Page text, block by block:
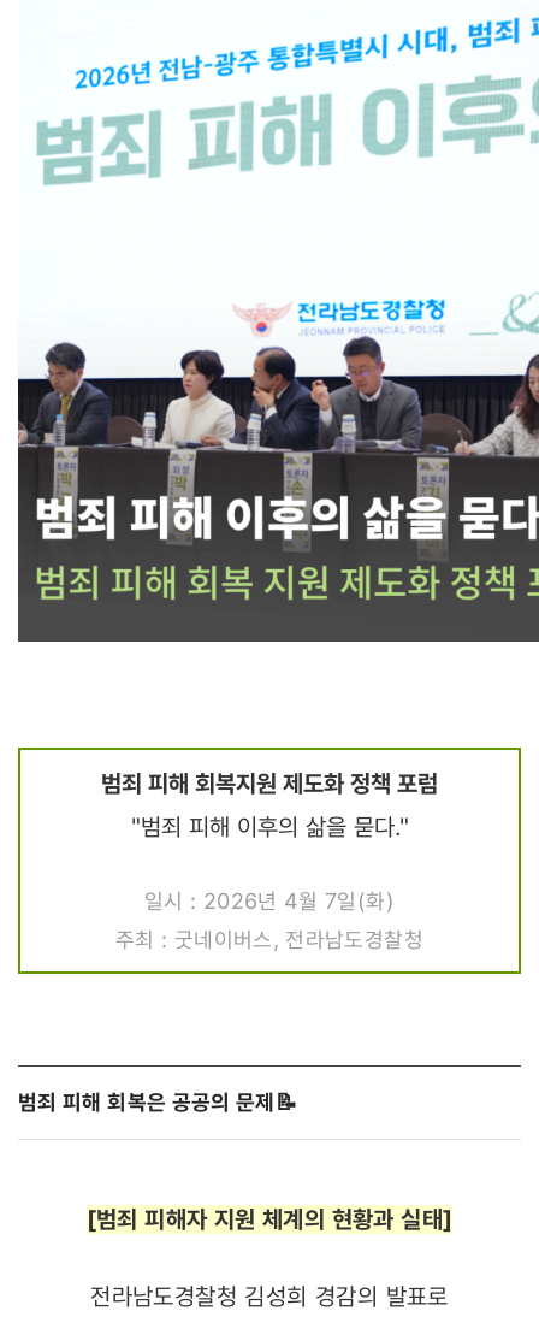
범죄 피해 회복지원 제도화 정책 포럼
"범죄 피해 이후의 삶을 묻다."
일시 : 2026년 4월 7일(화)
주최 : 굿네이버스, 전라남도경찰청
범죄 피해 회복은 공공의 문제📝
[범죄 피해자 지원 체계의 현황과 실태]
전라남도경찰청 김성희 경감의 발표로